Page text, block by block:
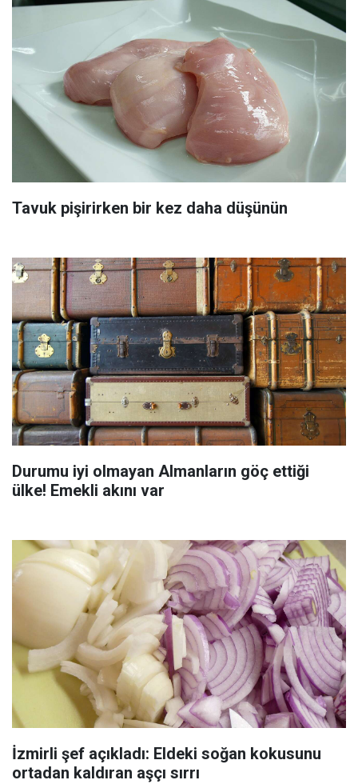
Tavuk pişirirken bir kez daha düşünün
Durumu iyi olmayan Almanların göç ettiği
ülke! Emekli akını var
İzmirli şef açıkladı: Eldeki soğan kokusunu
ortadan kaldıran aşçı sırrı